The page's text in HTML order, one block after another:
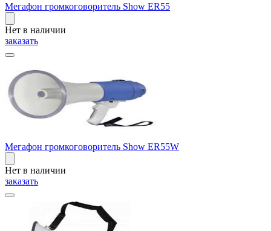
Мегафон громкоговоритель Show ER55
Нет в наличии
заказать
Мегафон громкоговоритель Show ER55W
Нет в наличии
заказать